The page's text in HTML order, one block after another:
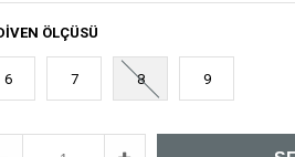
ÖLÇÜSÜ
6 7 8 9